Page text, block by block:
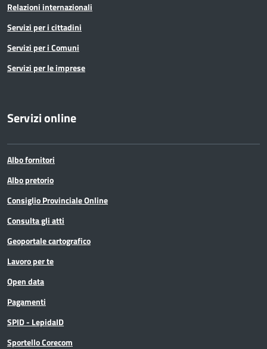
Relazioni internazionali
Servizi per i cittadini
Servizi per i Comuni
Servizi per le imprese
Servizi online
Albo fornitori
Albo pretorio
Consiglio Provinciale Online
Consulta gli atti
Geoportale cartografico
Lavoro per te
Open data
Pagamenti
SPID - LepidaID
Sportello Corecom